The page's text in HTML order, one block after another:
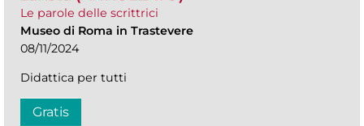
Le parole delle scrittrici
Museo di Roma in Trastevere
08/11/2024
Didattica per tutti
Gratis